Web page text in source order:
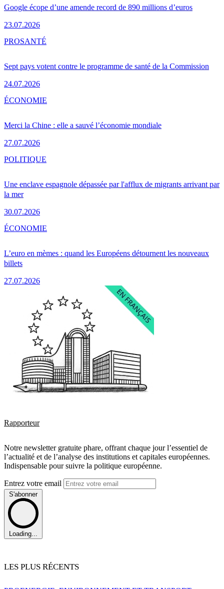
Google écope d’une amende record de 890 millions d’euros
23.07.2026
Sept pays votent contre le programme de santé de la Commission
24.07.2026
PROSANTÉ
Merci la Chine : elle a sauvé l’économie mondiale
27.07.2026
ÉCONOMIE
Une enclave espagnole dépassée par l'afflux de migrants arrivant par
la mer
30.07.2026
POLITIQUE
L’euro en mèmes : quand les Européens détournent les nouveaux
billets
27.07.2026
ÉCONOMIE
Rapporteur
Notre newsletter gratuite phare, offrant chaque jour l’essentiel de
l’actualité et de l’analyse des institutions et capitales européennes.
Indispensable pour suivre la politique européenne.
Entrez votre email
S'abonner
Loading...
LES PLUS RÉCENTS